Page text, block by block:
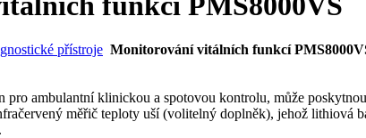
přístroje Monitorování vitálních funkcí
pro ambulantní klinickou a spotovou kontrolu, může
měřič teploty uší (volitelný doplněk), jehož lithiová